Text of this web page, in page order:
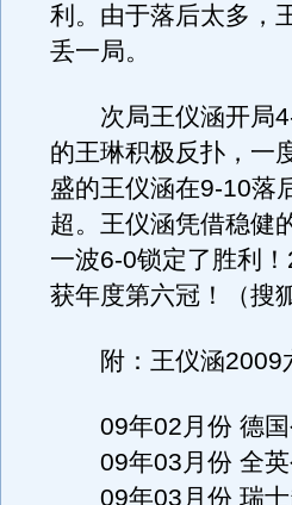
利。由于落后太多，
丢一局。
次局王仪涵开局4-
的王琳积极反扑，一
盛的王仪涵在9-10落
超。王仪涵凭借稳健
一波6-0锁定了胜利
获年度第六冠！（搜
附：王仪涵2009
09年02月份 德国
09年03月份 全英
09年03月份 瑞士